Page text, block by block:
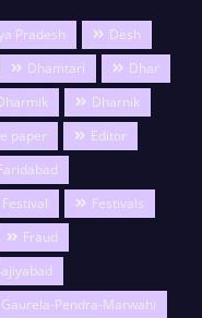
Pradesh
Desh
Dhamtari
Dhar
Dharnik
e paper
Editor
Festival
Festivals
Fraud
Gaurela-Pendra-Marwahi